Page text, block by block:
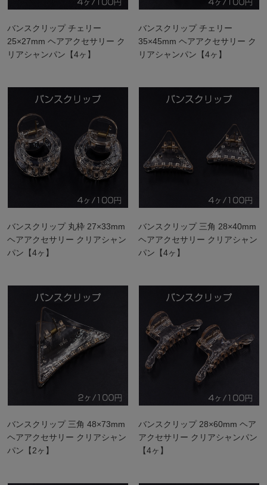
バンスクリップ チェリー
25×27mm ヘアアクセサリー ク
リアシャンパン【4ヶ】
バンスクリップ チェリー
35×45mm ヘアアクセサリー ク
リアシャンパン【4ヶ】
バンスクリップ 丸枠 27×33mm
ヘアアクセサリー クリアシャン
パン【4ヶ】
バンスクリップ 三角 28×40mm
ヘアアクセサリー クリアシャン
パン【4ヶ】
バンスクリップ 三角 48×73mm
ヘアアクセサリー クリアシャン
パン【2ヶ】
バンスクリップ 28×60mm ヘア
アクセサリー クリアシャンパン
【4ヶ】